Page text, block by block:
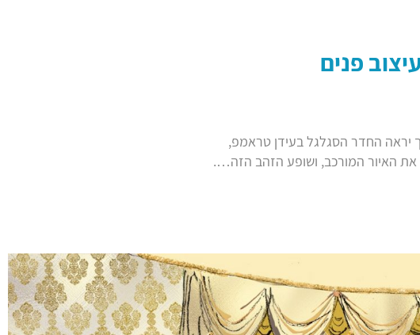
פנים
יראה החדר הסגלגל בעידן טראמפ,
את האיור המורכב, ושופע הזהב הזה….